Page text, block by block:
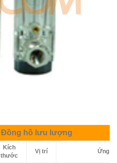
Đồng hồ lưu lượng
Kích
thước
Vị trí Ứng